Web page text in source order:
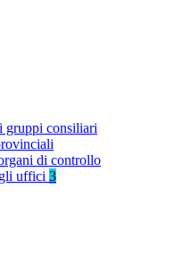
gruppi consiliari
di controllo
uffici 3